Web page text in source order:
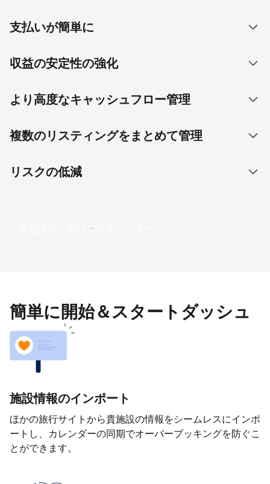
支払いが簡単に
収益の安定性の強化
より高度なキャッシュフロー管理
複数のリスティングをまとめて管理
リスクの低減
収益獲得に向けて今すぐスタート
簡単に開始＆スタートダッシュ
施設情報のインポート
ほかの旅行サイトから貴施設の情報をシームレスにインポ
ートし、カレンダーの同期でオーバーブッキングを防ぐこ
とができます。